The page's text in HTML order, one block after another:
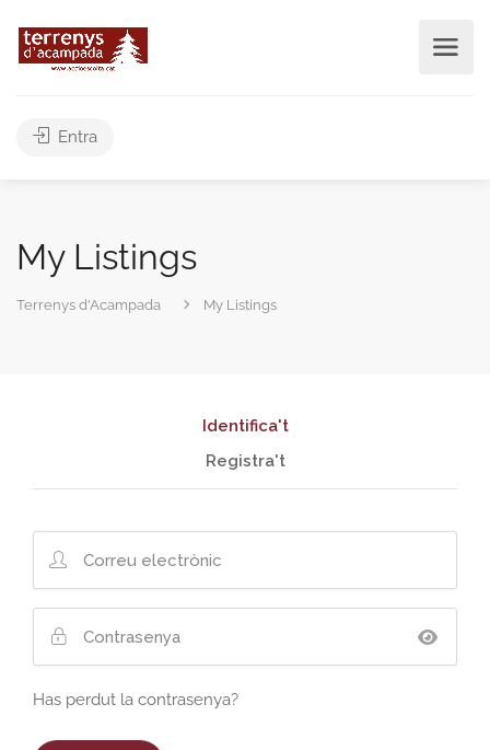
Entra
My Listings
Terrenys d'Acampada My Listings
Identifica't
Registra't
Has perdut la contrasenya?